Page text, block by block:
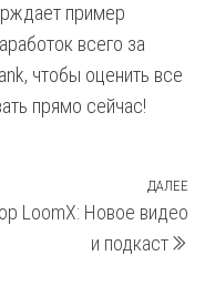
пример
всего за
чтобы оценить все
прямо сейчас!
ДАЛЕЕ
LoomX: Новое видео
и подкаст